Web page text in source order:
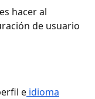
hacer al
de usuario
e idioma